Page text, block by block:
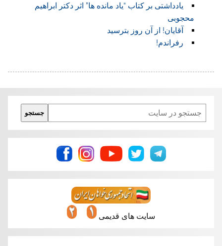
یادداشتی بر کتاب “یاد مانده ها” اثر دکتر ابراهیم
محجوبی
آقایان! از آن روز بترسید
رفراندم!
Search
جستجو
سایت های قدیمی